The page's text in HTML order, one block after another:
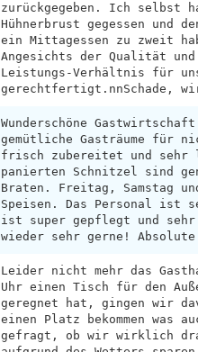
zurückgegeben. Ich selbst
Hühnerbrust gegessen und
ein Mittagessen zu zweit
Angesichts der Qualität und
Leistungs-Verhältnis für
gerechtfertigt.nnSchade,
Wunderschöne
gemütliche Gasträume für
frisch zubereitet und sehr
panierten Schnitzel sind
Braten. Freitag, Samstag
Speisen. Das Personal ist
ist super gepflegt und sehr
wieder sehr gerne!
Leider nicht mehr das
Uhr einen Tisch für den
geregnet hat, gingen wir
einen Platz bekommen was
gefragt, ob wir wirklich